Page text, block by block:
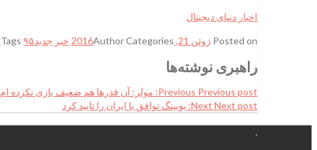
اخبار دنیای دیجیتال
Posted on ژوئن 21, 2016 AuthorCategories خبر جدید Tags ۹۵ مالیات
راهبری نوشته‌ها
Previous Previous post:
مولر: آن قدرها هم ضعیف بازی نکرده ام
Next Next post: بویینگ توافق با ایران را تایید کرد
.